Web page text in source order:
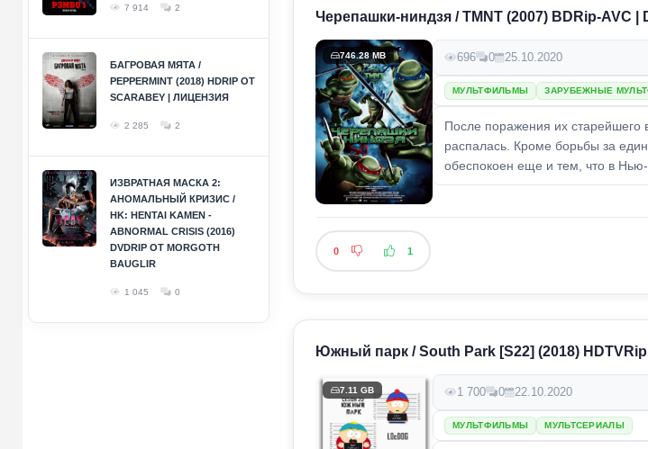
7 914 2
БАГРОВАЯ МЯТА /
PEPPERMINT (2018) HDRIP ОТ
SCARABEY | ЛИЦЕНЗИЯ
2 285 2
ИЗВРАТНАЯ МАСКА 2:
АНОМАЛЬНЫЙ КРИЗИС /
HK: HENTAI KAMEN -
ABNORMAL CRISIS (2016)
DVDRIP ОТ MORGOTH
BAUGLIR
1 045 0
Черепашки-ниндзя / TMNT (2007) BDRip-AVC |
746.28 MB 696 0 25.10.2020
МУЛЬТФИЛЬМЫ ЗАРУБЕЖНЫЕ
После поражения их
распалась. Кроме борьбы за
обеспокоен еще и тем, что в Нью-
0 1
Южный парк / South Park [S22] (2018)
7.11 GB 1 700 0 22.10.2020
МУЛЬТФИЛЬМЫ МУЛЬТСЕРИАЛЫ